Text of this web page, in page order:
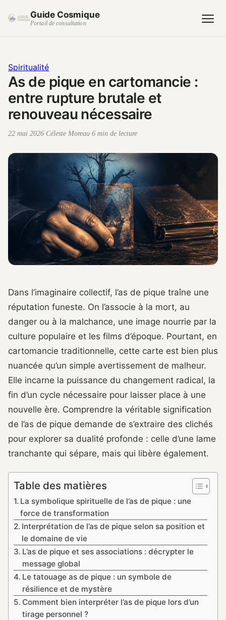
Guide Cosmique
Portail de consultation
Spiritualité
As de pique en cartomancie :
entre rupture brutale et
renouveau nécessaire
22 mai 2026·Céleste Moreau·6 min de lecture
Dans l’imaginaire collectif, l’as de pique traîne une
réputation funeste. On l’associe à la mort, au
danger ou à la malchance, une image nourrie par la
culture populaire et les films d’époque. Pourtant, en
cartomancie traditionnelle, cette carte est bien plus
nuancée qu’un simple avertissement de malheur.
Elle incarne la puissance du changement radical, la
fin d’un cycle nécessaire pour laisser place à une
nouvelle ère. Comprendre la véritable signification
de l’as de pique demande de s’extraire des clichés
pour explorer sa dualité profonde : celle d’une lame
tranchante qui sépare, mais qui libère également.
Table des matières
La symbolique spirituelle de l’as de pique : une
force de transformation
Interprétation de l’as de pique selon sa position et
le domaine de vie
L’as de pique et ses associations : décrypter le
message global
Le tatouage as de pique : un symbole de
résilience et de mystère
Comment bien interpréter l’as de pique lors d’un
tirage personnel ?